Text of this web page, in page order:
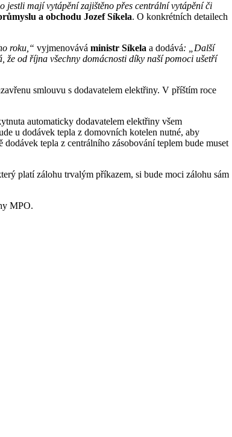
jestli mají vytápění zajištěno přes centrální vytápění či
a obchodu Jozef Síkela. O konkrétních detailech
roku,“ vyjmenovává ministr Síkela a dodává: „Další
že od října všechny domácnosti díky naší pomoci ušetří
smlouvu s dodavatelem elektřiny. V příštím roce
automaticky dodavatelem elektřiny všem
u dodávek tepla z domovních kotelen nutné, aby
tepla z centrálního zásobování teplem bude muset
platí zálohu trvalým příkazem, si bude moci zálohu sám
MPO.